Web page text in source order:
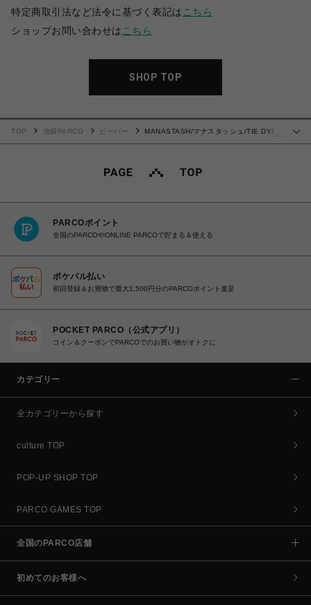
特定商取引法など法令に基づく表記は こちら
ショップお問い合わせは こちら
SHOP TOP
TOP 池袋PARCO ビーバー
MANASTASH/マナスタッシュ/TIE DYE
PARCOポイント
全国のPARCOやONLINE PARCOで貯まる＆使える
ポケパル払い
初回登録＆お買物で最大1,500円分のPARCOポイント進呈
POCKET PARCO（公式アプリ）
コイン＆クーポンでPARCOでのお買い物がオトクに
カテゴリー
全カテゴリーから探す
culture TOP
POP-UP SHOP TOP
PARCO GAMES TOP
全国のPARCO店舗
初めてのお客様へ